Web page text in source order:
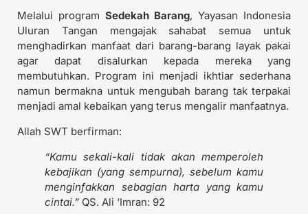
Melalui program Sedekah Barang, Yayasan Indonesia
Uluran Tangan mengajak sahabat semua untuk
menghadirkan manfaat dari barang-barang layak pakai
agar dapat disalurkan kepada mereka yang
membutuhkan. Program ini menjadi ikhtiar sederhana
namun bermakna untuk mengubah barang tak terpakai
menjadi amal kebaikan yang terus mengalir manfaatnya.
Allah SWT berfirman:
“Kamu sekali-kali tidak akan memperoleh
kebajikan (yang sempurna), sebelum kamu
menginfakkan sebagian harta yang kamu
cintai.” QS. Ali ‘Imran: 92